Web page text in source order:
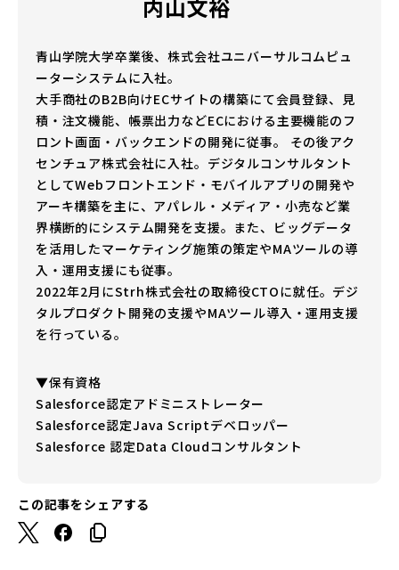
内山文裕
青山学院大学卒業後、株式会社ユニバーサルコムピュ
ーターシステムに入社。
大手商社のB2B向けECサイトの構築にて会員登録、見
積・注文機能、帳票出力などECにおける主要機能のフ
ロント画面・バックエンドの開発に従事。 その後アク
センチュア株式会社に入社。デジタルコンサルタント
としてWebフロントエンド・モバイルアプリの開発や
アーキ構築を主に、アパレル・メディア・小売など業
界横断的にシステム開発を支援。また、ビッグデータ
を活用したマーケティング施策の策定やMAツールの導
入・運用支援にも従事。
2022年2月にStrh株式会社の取締役CTOに就任。デジ
タルプロダクト開発の支援やMAツール導入・運用支援
を行っている。
▼保有資格
Salesforce認定アドミニストレーター
Salesforce認定Java Scriptデベロッパー
Salesforce 認定Data Cloudコンサルタント
この記事をシェアする